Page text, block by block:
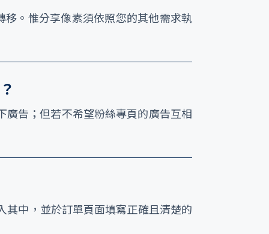
。惟分享像素須依照您的其他需求執
告；但若不希望粉絲專頁的廣告互相
其中，並於訂單頁面填寫正確且清楚的